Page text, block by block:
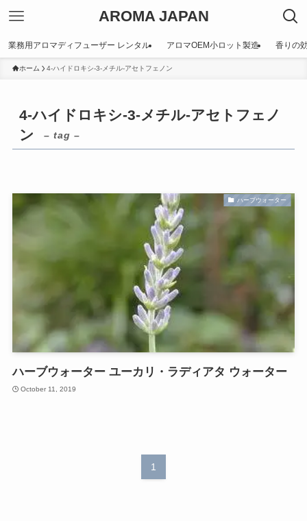
AROMA JAPAN
業務用アロマディフューザー レンタル アロマOEM小ロット製造 香りの
ホーム 4-ハイドロキシ-3-メチル-アセトフェノン
4-ハイドロキシ-3-メチル-アセトフェノ
ン
– tag –
ハーブウォーター
ハーブウォーター ユーカリ・ラディアタ ウォーター
October 11, 2019
1